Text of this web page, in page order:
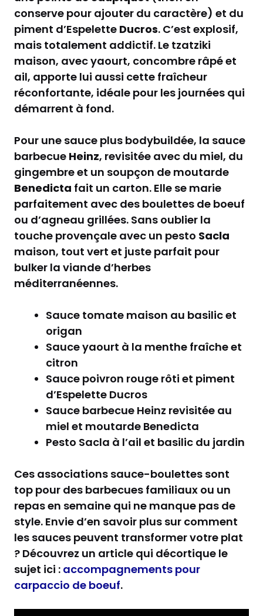
conserve pour ajouter du caractère) et du
piment d’Espelette Ducros. C’est explosif,
mais totalement addictif. Le tzatziki
maison, avec yaourt, concombre râpé et
ail, apporte lui aussi cette fraîcheur
réconfortante, idéale pour les journées qui
démarrent à fond.
Pour une sauce plus bodybuildée, la sauce
barbecue Heinz, revisitée avec du miel, du
gingembre et un soupçon de moutarde
Benedicta fait un carton. Elle se marie
parfaitement avec des boulettes de boeuf
ou d’agneau grillées. Sans oublier la
touche provençale avec un pesto Sacla
maison, tout vert et juste parfait pour
bulker la viande d’herbes
méditerranéennes.
Sauce tomate maison au basilic et
origan
Sauce yaourt à la menthe fraîche et
citron
Sauce poivron rouge rôti et piment
d’Espelette Ducros
Sauce barbecue Heinz revisitée au
miel et moutarde Benedicta
Pesto Sacla à l’ail et basilic du jardin
Ces associations sauce-boulettes sont
top pour des barbecues familiaux ou un
repas en semaine qui ne manque pas de
style. Envie d’en savoir plus sur comment
les sauces peuvent transformer votre plat
? Découvrez un article qui décortique le
sujet ici : accompagnements pour
carpaccio de boeuf.